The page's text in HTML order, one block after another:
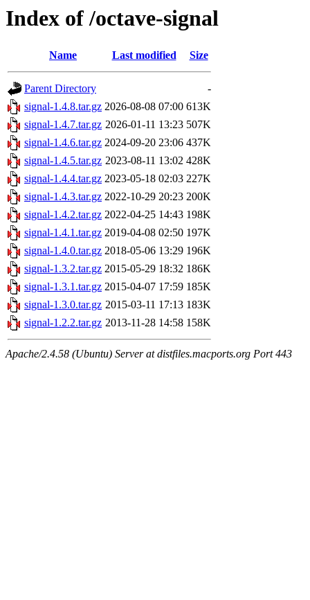
Index of /octave-signal
Name Last modified Size
Parent Directory
-
signal-1.4.8.tar.gz 2026-08-08 07:00 613K
signal-1.4.7.tar.gz 2026-01-11 13:23 507K
signal-1.4.6.tar.gz 2024-09-20 23:06 437K
signal-1.4.5.tar.gz 2023-08-11 13:02 428K
signal-1.4.4.tar.gz 2023-05-18 02:03 227K
signal-1.4.3.tar.gz 2022-10-29 20:23 200K
signal-1.4.2.tar.gz 2022-04-25 14:43 198K
signal-1.4.1.tar.gz 2019-04-08 02:50 197K
signal-1.4.0.tar.gz 2018-05-06 13:29 196K
signal-1.3.2.tar.gz 2015-05-29 18:32 186K
signal-1.3.1.tar.gz 2015-04-07 17:59 185K
signal-1.3.0.tar.gz 2015-03-11 17:13 183K
signal-1.2.2.tar.gz 2013-11-28 14:58 158K
Apache/2.4.58 (Ubuntu) Server at distfiles.macports.org Port 443